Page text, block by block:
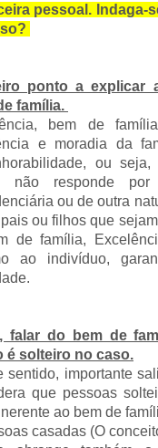
pessoal. Indaga-
ponto a explicar
família.
bem de
e moradia da
ou
não responde
ou de outra
ou filhos que
de família,
ao indivíduo,
falar do bem de
é solteiro no caso.
sentido, importante
que pessoas
ao bem de
casadas (O